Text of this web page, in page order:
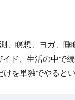
、瞑想、ヨガ、
ド、生活の中で
を単独でやると